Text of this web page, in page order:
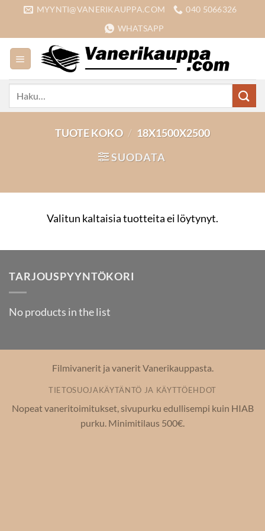
content
MYYNTI@VANERIKAUPPA.COM
040 5066326
WHATSAPP
TUOTE KOKO / 18X1500X2500
SUODATA
Valitun kaltaisia tuotteita ei löytynyt.
TARJOUSPYYNTÖKORI
No products in the list
Filmivanerit ja vanerit Vanerikauppasta.
TIETOSUOJAKÄYTÄNTÖ JA KÄYTTÖEHDOT
Nopeat vaneritoimitukset, sivupurku edullisempi kuin HIAB
purku. Minimitilaus 500€.